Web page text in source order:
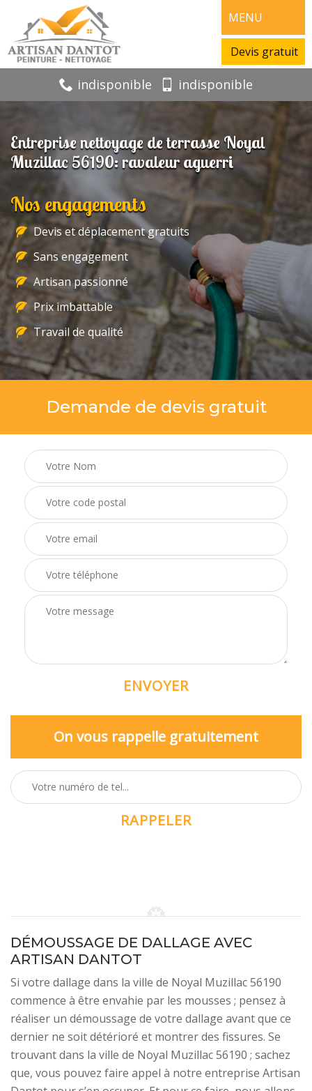
MENU
Devis gratuit
indisponible indisponible
Entreprise nettoyage de terrasse Noyal
Muzillac 56190: ravaleur aguerri
Nos engagements
Devis et déplacement gratuits
Sans engagement
Artisan passionné
Prix imbattable
Travail de qualité
Demande de devis gratuit
On vous rappelle gratuitement
DÉMOUSSAGE DE DALLAGE AVEC
ARTISAN DANTOT
Si votre dallage dans la ville de Noyal Muzillac 56190
commence à être envahie par les mousses ; pensez à
réaliser un démoussage de votre dallage avant que ce
dernier ne soit détérioré et montrer des fissures. Se
trouvant dans la ville de Noyal Muzillac 56190 ; sachez
que, vous pouvez faire appel à notre entreprise Artisan